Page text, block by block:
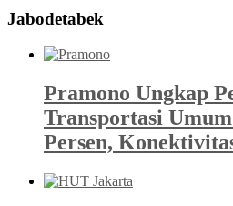
Jabodetabek
Pramono Ungkap
Transportasi
Persen,